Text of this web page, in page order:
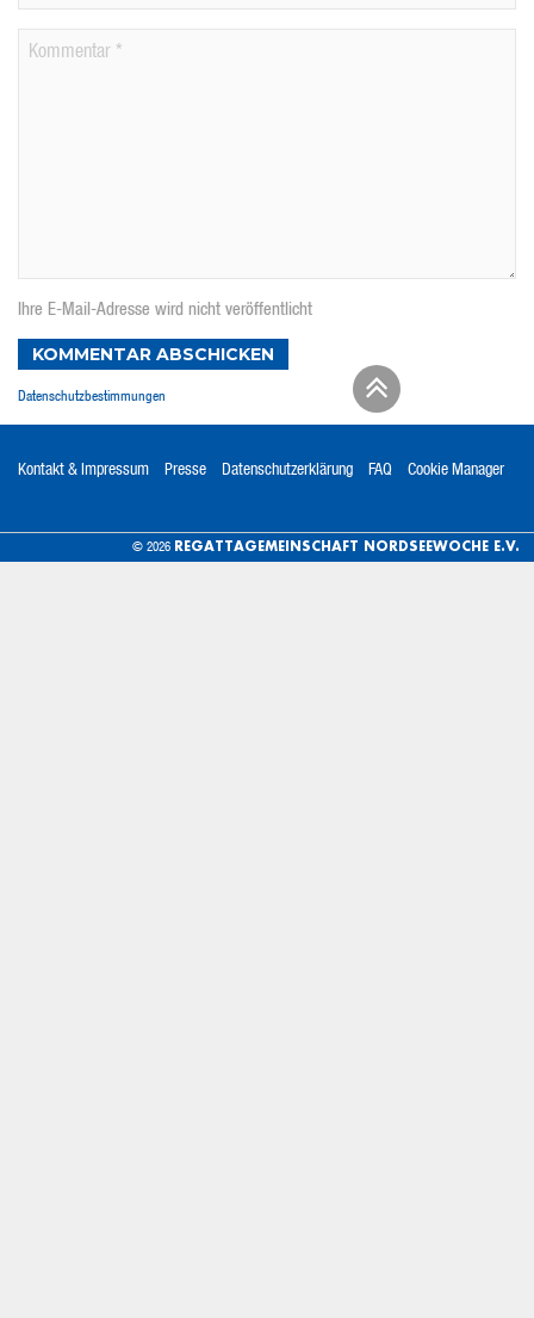
Ihre E-Mail-Adresse wird nicht veröffentlicht
KOMMENTAR ABSCHICKEN
Datenschutzbestimmungen
Kontakt & Impressum Presse Datenschutzerklärung FAQ Cookie Manager
© 2026 REGATTAGEMEINSCHAFT NORDSEEWOCHE E.V.